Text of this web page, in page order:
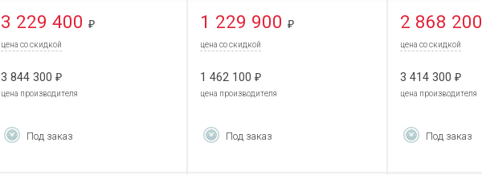
3 229 400 ₽
цена со скидкой
3 844 300 ₽
цена производителя
Под заказ
1 229 900 ₽
цена со скидкой
1 462 100 ₽
цена производителя
Под заказ
2 868 200
цена со скидкой
3 414 300 ₽
цена производителя
Под заказ